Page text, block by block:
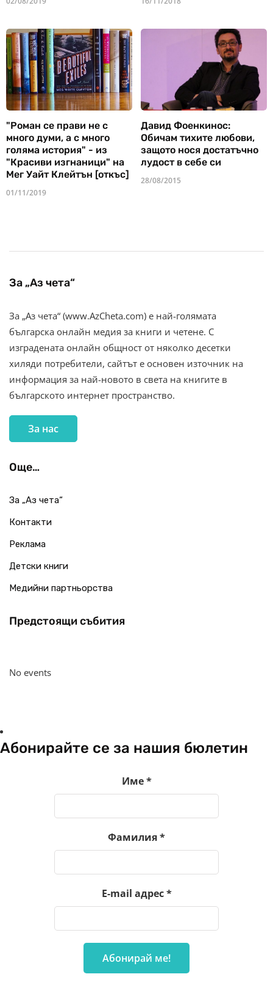
"Роман се прави не с
много думи, а с много
голяма история" - из
"Красиви изгнаници" на
Мег Уайт Клейтън [откъс]
01/11/2019
Давид Фоенкинос:
Обичам тихите любови,
защото нося достатъчно
лудост в себе си
28/08/2015
За „Аз чета“
За „Аз чета“ (www.AzCheta.com) е най-голямата
българска онлайн медия за книги и четене. С
изградената онлайн общност от няколко десетки
хиляди потребители, сайтът е основен източник на
информация за най-новото в света на книгите в
българското интернет пространство.
За нас
Още…
За „Аз чета“
Контакти
Реклама
Детски книги
Медийни партньорства
Предстоящи събития
No events
Абонирайте се за нашия бюлетин
Име*
Фамилия*
E-mail адрес*